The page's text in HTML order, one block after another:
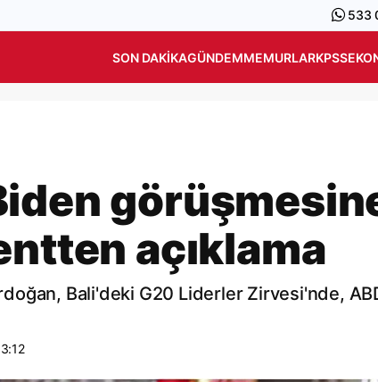
533
SON DAKIKAGÜNDEMMEMURLARKPSS
açıklama
Bali'deki G20 Liderler Zirvesi'nde,